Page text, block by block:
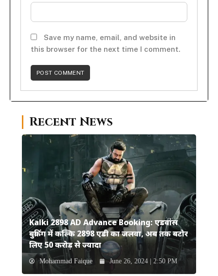
Save my name, email, and website in
this browser for the next time I comment.
Recent News
Kalki 2898 AD Advance Booking: एडवांस
बुकिंग में कल्कि 2898 एडी का जलवा, अब तक बटोर
लिए 50 करोड़ से ज्यादा
Mohammad Faique June 26, 2024 | 2:50 PM